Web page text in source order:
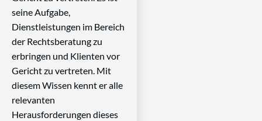
seine Aufgabe,
Dienstleistungen im Bereich
der Rechtsberatung zu
erbringen und Klienten vor
Gericht zu vertreten. Mit
diesem Wissen kennt er alle
relevanten
Herausforderungen dieses